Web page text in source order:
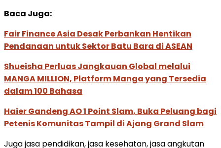
Baca Juga:
Fair Finance Asia Desak Perbankan Hentikan
Pendanaan untuk Sektor Batu Bara di ASEAN
Shueisha Perluas Jangkauan Global melalui
MANGA MILLION, Platform Manga yang Tersedia
dalam 100 Bahasa
Haier Gandeng AO 1 Point Slam, Buka Peluang bagi
Petenis Komunitas Tampil di Ajang Grand Slam
Juga jasa pendidikan, jasa kesehatan, jasa angkutan